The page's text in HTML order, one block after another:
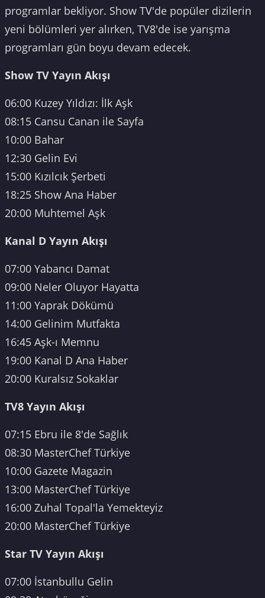
programlar bekliyor. Show TV'de popüler dizilerin
yeni bölümleri yer alırken, TV8'de ise yarışma
programları gün boyu devam edecek.
Show TV Yayın Akışı
06:00 Kuzey Yıldızı: İlk Aşk
08:15 Cansu Canan ile Sayfa
10:00 Bahar
12:30 Gelin Evi
15:00 Kızılcık Şerbeti
18:25 Show Ana Haber
20:00 Muhtemel Aşk
Kanal D Yayın Akışı
07:00 Yabancı Damat
09:00 Neler Oluyor Hayatta
11:00 Yaprak Dökümü
14:00 Gelinim Mutfakta
16:45 Aşk-ı Memnu
19:00 Kanal D Ana Haber
20:00 Kuralsız Sokaklar
TV8 Yayın Akışı
07:15 Ebru ile 8'de Sağlık
08:30 MasterChef Türkiye
10:00 Gazete Magazin
13:00 MasterChef Türkiye
16:00 Zuhal Topal'la Yemekteyiz
20:00 MasterChef Türkiye
Star TV Yayın Akışı
07:00 İstanbullu Gelin